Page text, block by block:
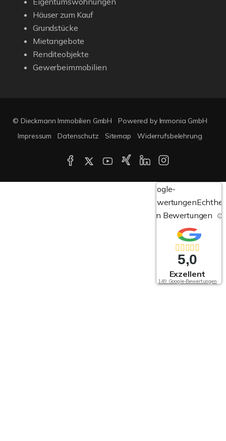
Häuser zum Kauf
Grundstücke
Mietangebote
Renditeobjekte
Gewerbeimmobilien
© Dieckmann Immobilien GmbH
Powered by Immonia GmbH
Impressum
Datenschutz Sitemap Widerrufsbelehrung
Google-
Bewertungen
von Bewertungen
5,0
Exzellent
149 Google-Bewertungen